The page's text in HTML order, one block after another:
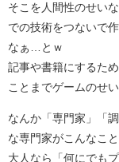
そこを人間性のせい
での技術をつないで
なぁ…とｗ
記事や書籍にするた
ことまでゲームのせ
なんか「専門家」「
な専門家がこんなこ
大人なら「何にでも